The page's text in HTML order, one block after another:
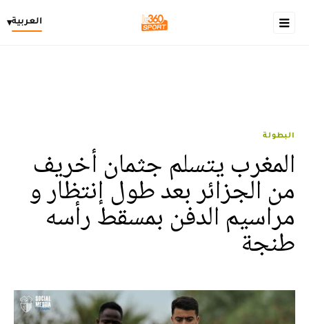
العربية▾
البطولة
المغرب يتسلم جثمان أخريف
من الجزائر بعد طول إنتظار و
مراسيم الدفن بمسقط رأسه
طنجة